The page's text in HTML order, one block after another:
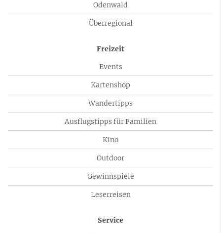
Odenwald
Überregional
Freizeit
Events
Kartenshop
Wandertipps
Ausflugstipps für Familien
Kino
Outdoor
Gewinnspiele
Leserreisen
Service